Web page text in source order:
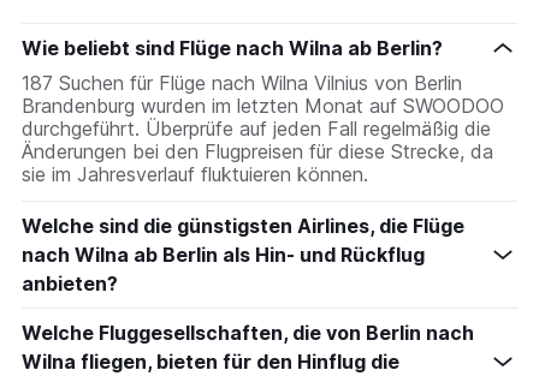
Wie beliebt sind Flüge nach Wilna ab Berlin?
187 Suchen für Flüge nach Wilna Vilnius von Berlin
Brandenburg wurden im letzten Monat auf SWOODOO
durchgeführt. Überprüfe auf jeden Fall regelmäßig die
Änderungen bei den Flugpreisen für diese Strecke, da
sie im Jahresverlauf fluktuieren können.
Welche sind die günstigsten Airlines, die Flüge
nach Wilna ab Berlin als Hin- und Rückflug
anbieten?
Welche Fluggesellschaften, die von Berlin nach
Wilna fliegen, bieten für den Hinflug die